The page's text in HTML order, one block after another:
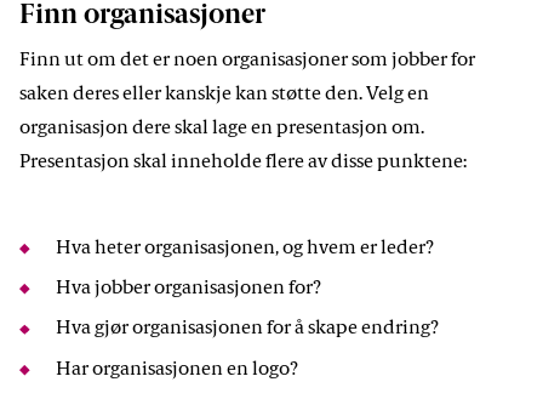
Finn organisasjoner
Finn ut om det er noen organisasjoner som jobber for
saken deres eller kanskje kan støtte den. Velg en
organisasjon dere skal lage en presentasjon om.
Presentasjon skal inneholde flere av disse punktene:
Hva heter organisasjonen, og hvem er leder?
Hva jobber organisasjonen for?
Hva gjør organisasjonen for å skape endring?
Har organisasjonen en logo?